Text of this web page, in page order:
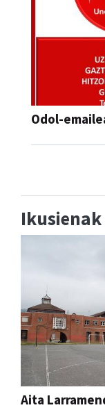
Odol-
Ikusienak
Aita